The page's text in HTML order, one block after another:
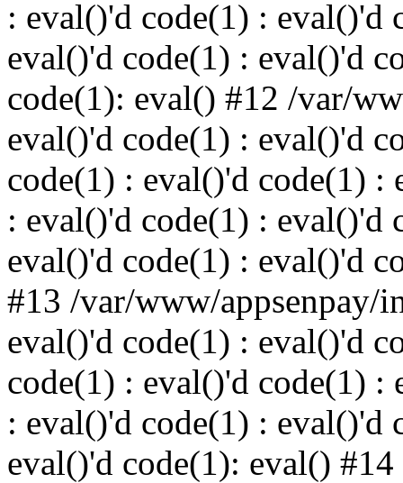
: eval()'d code(1) : eval()'d
eval()'d code(1) : eval()'d
code(1): eval() #12 /var/
eval()'d code(1) : eval()'d
code(1) : eval()'d code(1) :
: eval()'d code(1) : eval()'d
eval()'d code(1) : eval()'d
#13 /var/www/appsenpay/
eval()'d code(1) : eval()'d
code(1) : eval()'d code(1) :
: eval()'d code(1) : eval()'d
eval()'d code(1): eval() #14